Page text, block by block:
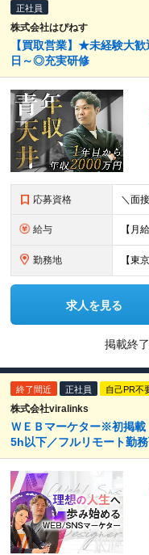
正社員
株式会社はぴねす
【買取営業】★未経験大
日～◎充実研修
応募資格
給与
勤務地
求人を見る
掲載終
終了間近 正社員 自己PR不
株式会社viralinks
ＷＥＢマーケター※初掲載
5h以下／フルリモート勤